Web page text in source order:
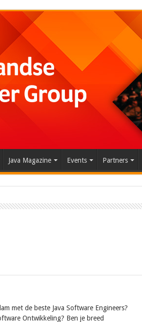
Java Magazine Events Partners
met de beste Java Software Engineers?
Ontwikkeling? Ben je breed